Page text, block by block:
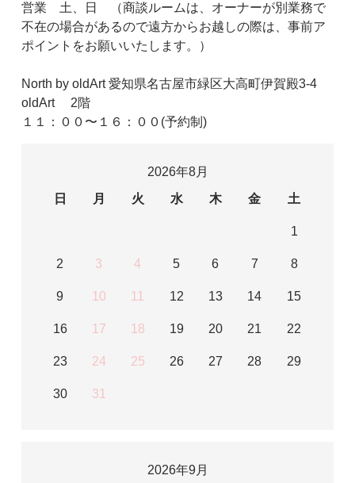
営業 土、日 （商談ルームは、オーナーが別業務で
不在の場合があるので遠方からお越しの際は、事前ア
ポイントをお願いいたします。）
North by oldArt 愛知県名古屋市緑区大高町伊賀殿3-4
oldArt 2階
１１：００〜１６：００(予約制)
2026年8月
日
月 火 水 木 金 土
1
2 3 4 5 6 7 8
9 10 11 12 13 14 15
16 17 18 19 20 21 22
23 24 25 26 27 28 29
30 31
2026年9月